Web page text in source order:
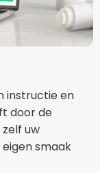
instructie en
door de
uw
smaak